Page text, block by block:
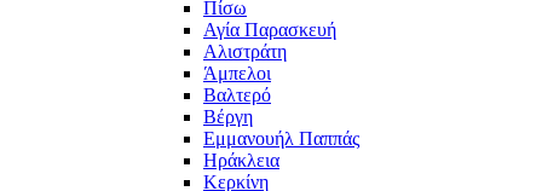
Πίσω
Αγία Παρασκευή
Αλιστράτη
Άμπελοι
Βαλτερό
Βέργη
Εμμανουήλ Παππάς
Ηράκλεια
Κερκίνη